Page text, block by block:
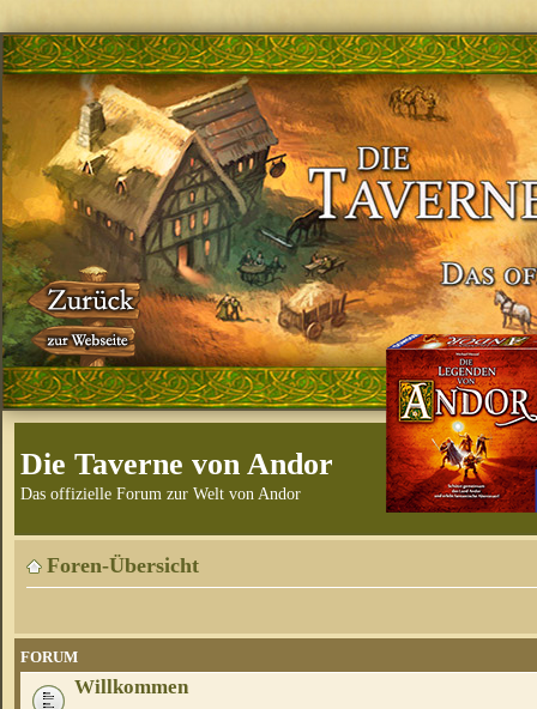
Die Taverne von Andor
Das offizielle Forum zur Welt von Andor
Foren-Übersicht
FORUM
Willkommen